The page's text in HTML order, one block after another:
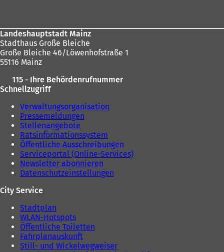
Landeshauptstadt Mainz
Stadthaus Große Bleiche
Große Bleiche 46/Löwenhofstraße 1
55116 Mainz
115 - Ihre Behördenrufnummer
Schnellzugriff
Verwaltungsorganisation
Pressemeldungen
Stellenangebote
Ratsinformationssystem
Öffentliche Ausschreibungen
Serviceportal (Online-Services)
Newsletter abonnieren
Datenschutzeinstellungen
City Service
Stadtplan
WLAN-Hotspots
Öffentliche Toiletten
Fahrplanauskunft
Still- und Wickelwegweiser